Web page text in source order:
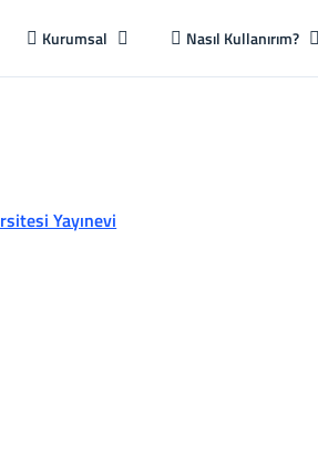
Kurumsal Nasıl Kullanırım?
Yayınevi